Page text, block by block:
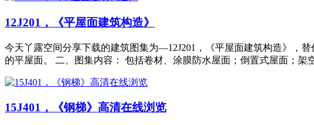
12J201，《平屋面建筑构造》
今天丫露空间分享下载的建筑图集为—12J201，《平屋面建筑构造》，替
的平屋面。 二、图集内容： 包括卷材、涂膜防水屋面；倒置式屋面；架
15J401，《钢梯》高清在线浏览